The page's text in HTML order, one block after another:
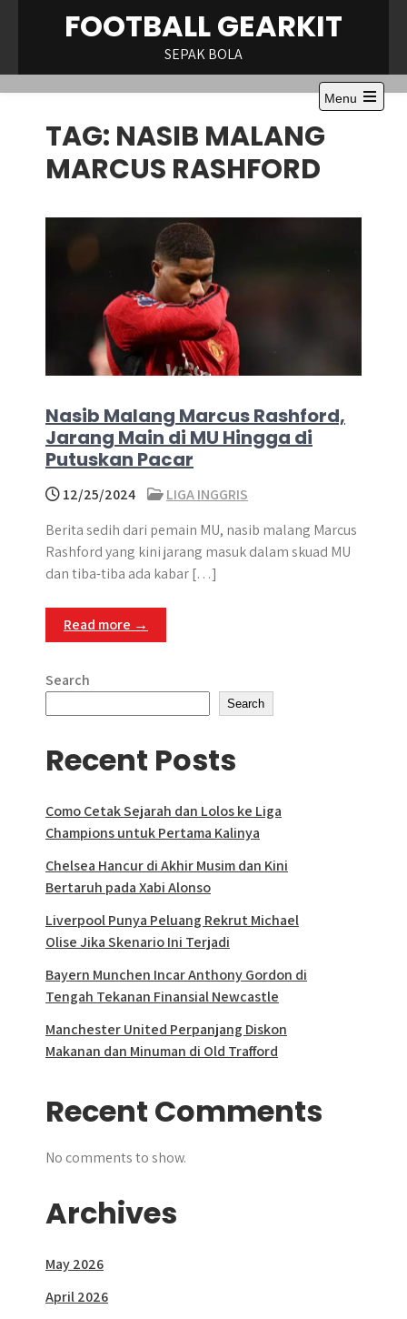
FOOTBALL GEARKIT
SEPAK BOLA
Menu
Open
TAG: NASIB MALANG
MARCUS RASHFORD
Nasib Malang Marcus Rashford,
Jarang Main di MU Hingga di
Putuskan Pacar
12/25/2024
LIGA INGGRIS
Berita sedih dari pemain MU, nasib malang Marcus
Rashford yang kini jarang masuk dalam skuad MU
dan tiba-tiba ada kabar […]
Read more →
Search
Search
Recent Posts
Como Cetak Sejarah dan Lolos ke Liga
Champions untuk Pertama Kalinya
Chelsea Hancur di Akhir Musim dan Kini
Bertaruh pada Xabi Alonso
Liverpool Punya Peluang Rekrut Michael
Olise Jika Skenario Ini Terjadi
Bayern Munchen Incar Anthony Gordon di
Tengah Tekanan Finansial Newcastle
Manchester United Perpanjang Diskon
Makanan dan Minuman di Old Trafford
Recent Comments
No comments to show.
Archives
May 2026
April 2026